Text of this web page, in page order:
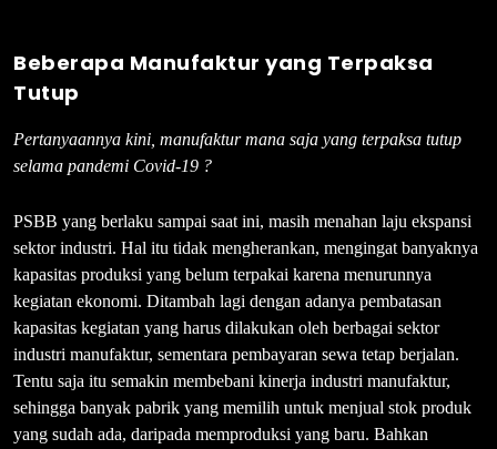
Beberapa Manufaktur yang Terpaksa
Tutup
Pertanyaannya kini, manufaktur mana saja yang terpaksa tutup
selama pandemi Covid-19 ?
PSBB yang berlaku sampai saat ini, masih menahan laju ekspansi
sektor industri. Hal itu tidak mengherankan, mengingat banyaknya
kapasitas produksi yang belum terpakai karena menurunnya
kegiatan ekonomi. Ditambah lagi dengan adanya pembatasan
kapasitas kegiatan yang harus dilakukan oleh berbagai sektor
industri manufaktur, sementara pembayaran sewa tetap berjalan.
Tentu saja itu semakin membebani kinerja industri manufaktur,
sehingga banyak pabrik yang memilih untuk menjual stok produk
yang sudah ada, daripada memproduksi yang baru. Bahkan